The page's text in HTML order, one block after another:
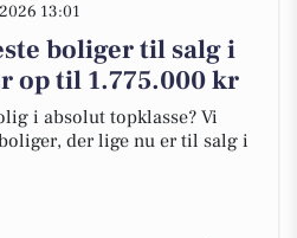
13:01
boliger til salg i
op til 1.775.000 kr
i absolut topklasse? Vi
der lige nu er til salg i